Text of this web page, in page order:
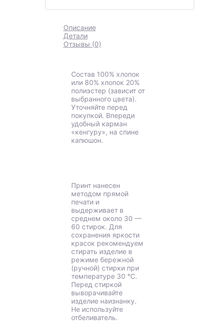
Описание
Детали
Отзывы (0)
Состав 100% хлопок
или 80% хлопок 20%
полиэстер (зависит от
выбранного цвета).
Уточняйте перед
покупкой. Впереди
удобный карман
«кенгуру», на спине
капюшон.
Принт нанесен
методом прямой
печати и
выдерживает в
среднем около 30 —
60 стирок. Для
сохранения яркости
красок рекомендуем
стирать изделие в
режиме бережной
(ручной) стирки при
температуре 30 °C.
Перед стиркой
выворачивайте
изделие наизнанку.
Не используйте
отбеливатель.